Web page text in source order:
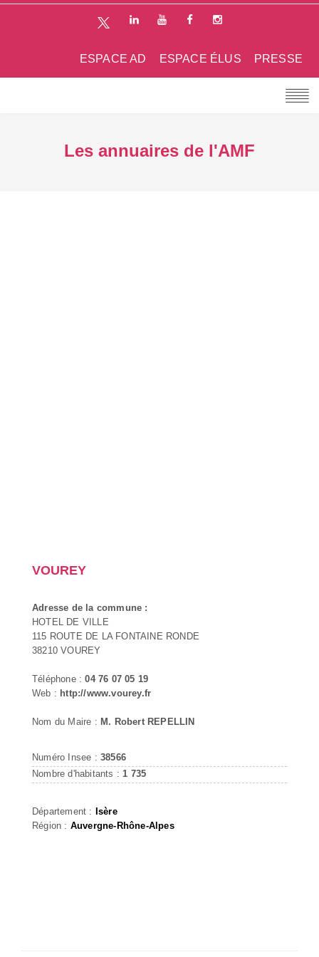
PRESSE
ESPACE ÉLUS
ESPACE AD
Les annuaires de l'AMF
VOUREY
Adresse de la commune :
HOTEL DE VILLE
115 ROUTE DE LA FONTAINE RONDE
38210 VOUREY
Téléphone :04 76 07 05 19
Web : http://www.vourey.fr
Nom du Maire : M. Robert REPELLIN
Numéro Insee : 38566
Nombre d'habitants : 1 735
Département : Isère
Région : Auvergne-Rhône-Alpes